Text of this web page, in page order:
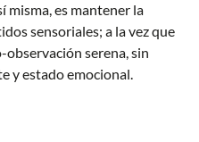
misma, es mantener la
sensoriales; a la vez que
serena, sin
y estado emocional.